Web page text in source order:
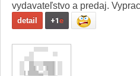
vydavateľstvo a predaj.
detail +1e